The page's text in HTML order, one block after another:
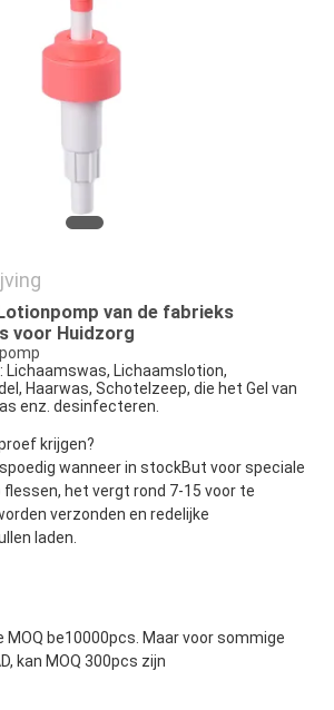
van de fabrieks
voor Huidzorg
Lichaamswas, Lichaamslotion,
Haarwas, Schotelzeep, die het Gel van
enz. desinfecteren.
krijgen?
wanneer in stockBut voor speciale
het vergt rond 7-15 voor te
verzonden en redelijke
laden.
MOQ be10000pcs. Maar voor sommige
kan MOQ 300pcs zijn